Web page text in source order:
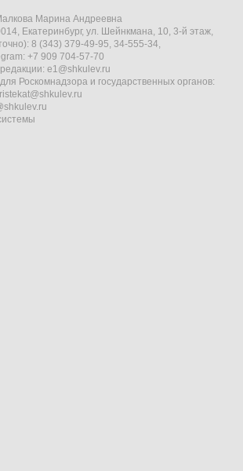
Марина Андреевна
Екатеринбург, ул. Шейнкмана, 10, 3-й этаж,
8 (343) 379-49-95, 34-555-34,
+7 909 704-57-70
e1@shkulev.ru
Роскомнадзора и государственных органов: